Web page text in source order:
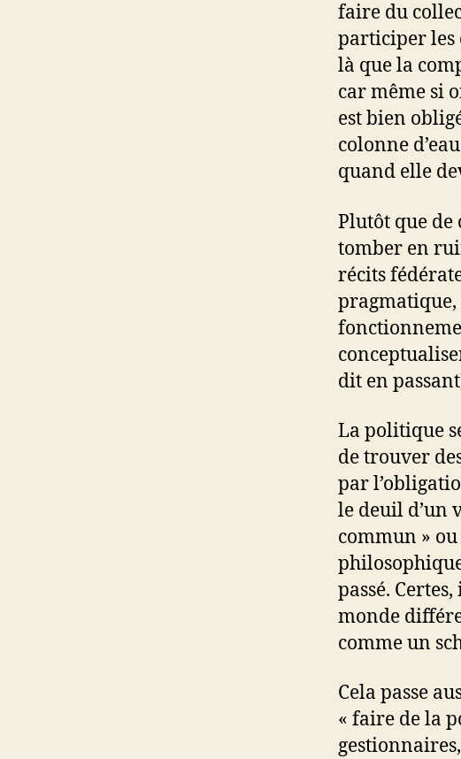
faire du
participer les
là que la
car même si
est bien
colonne
quand elle
Plutôt que de
tomber en
récits
pragmatique,
dit en
La politique
de trouver
par
le deuil d’un
commun »
passé.
monde
comme un
Cela passe
« faire de la